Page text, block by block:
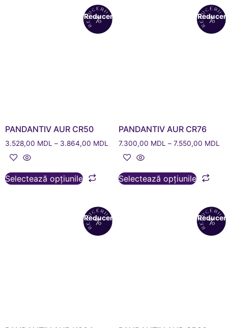
Reduceri!
PANDANTIV AUR CR50
3.528,00 MDL – 3.864,00 MDL
Selectează opțiunile
PANDANTIV AUR CR76
7.300,00 MDL – 7.550,00 MDL
Selectează opțiunile
Reduceri!